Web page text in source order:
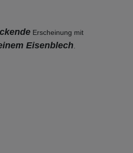
Erscheinung mit
Eisenblech